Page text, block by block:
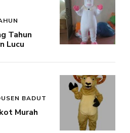
Tahun
Lucu
BADUT
Murah